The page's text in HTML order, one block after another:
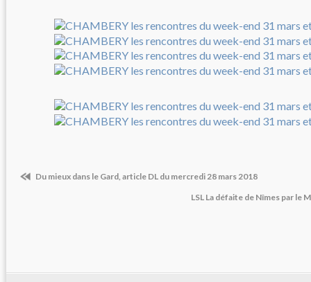
Du mieux dans le Gard, article DL du mercredi 28 mars 2018
LSL La défaite de Nîmes par le